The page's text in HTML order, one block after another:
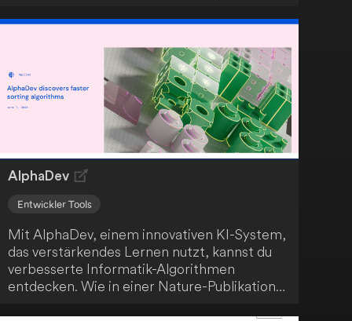
attraktive Vorlagen. Nutze diese Möglichkeit,
AlphaDev
Entwickler Tools
Mit AlphaDev, einem innovativen KI-System,
das verstärkendes Lernen nutzt, kannst du
verbesserte Informatik-Algorithmen
entdecken. Wie in einer Nature-Publikation